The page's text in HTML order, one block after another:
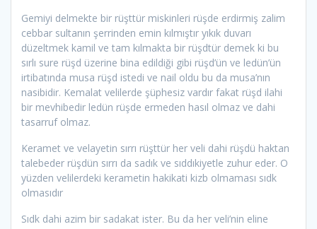
Gemiyi delmekte bir rüşttür miskinleri rüşde erdirmiş zalim
cebbar sultanın şerrinden emin kılmıştır yıkık duvarı
düzeltmek kamil ve tam kılmakta bir rüşdtür demek ki bu
sırlı sure rüşd üzerine bina edildiği gibi rüşd’ün ve ledün’ün
irtibatında musa rüşd istedi ve nail oldu bu da musa’nın
nasibidir. Kemalat velilerde şüphesiz vardır fakat rüşd ilahi
bir mevhibedir ledün rüşde ermeden hasıl olmaz ve dahi
tasarruf olmaz.
Keramet ve velayetin sırrı rüşttür her veli dahi rüşdü haktan
talebeder rüşdün sırrı da sadık ve sıddıkiyetle zuhur eder. O
yüzden velilerdeki kerametin hakikati kizb olmaması sıdk
olmasıdır
Sıdk dahi azim bir sadakat ister. Bu da her veli’nin eline